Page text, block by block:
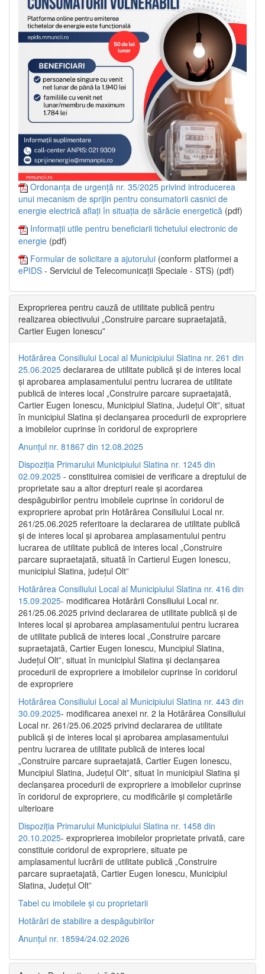
Ordonanța de urgență nr. 35/2025 privind introducerea
unui mecanism de sprijin pentru consumatorii casnici de
energie electrică aflați în situația de sărăcie energetică (pdf)
Informații utile pentru beneficiarii tichetului electronic de
energie (pdf)
Formular de solicitare a ajutorului (conform platformei a
ePIDS - Serviciul de Telecomunicații Speciale - STS) (pdf)
Exproprierea pentru cauză de utilitate publică pentru
realizarea obiectivului „Construire parcare supraetajată,
Cartier Eugen Ionescu”
Hotărârea Consiliului Local al Municipiului Slatina nr. 261 din
25.06.2025 declararea de utilitate publică și de interes local
și aprobarea amplasamentului pentru lucrarea de utilitate
publică de interes local „Construire parcare supraetajată,
Cartier Eugen Ionescu, Municipiul Slatina, Județul Olt”, situat
în municipiul Slatina și declanșarea procedurii de expropriere
a imobilelor cuprinse în coridorul de expropriere
Anunțul nr. 81867 din 12.08.2025
Dispoziția Primarului Municipiului Slatina nr. 1245 din
02.09.2025 - constituirea comisiei de verificare a dreptului de
proprietate sau a altor drepturi reale și acordarea
despăgubirilor pentru imobilele cuprinse în coridorul de
expropriere aprobat prin Hotărârea Consiliului Local nr.
261/25.06.2025 referitoare la declararea de utilitate publică
și de interes local și aprobarea amplasamentului pentru
lucrarea de utilitate publică de interes local „Construire
parcare supraetajată, situată în Cartierul Eugen Ionescu,
municipiul Slatina, județul Olt”
Hotărârea Consiliului Local al Municipiului Slatina nr. 416 din
15.09.2025- modificarea Hotărârii Consiliului Local nr.
261/25.06.2025 privind declararea de utilitate publică și de
interes local și aprobarea amplasamentului pentru lucrarea
de utilitate publică de interes local „Construire parcare
supraetajată, Cartier Eugen Ionescu, Muncipiul Slatina,
Județul Olt”, situat în municipiul Slatina și declanșarea
procedurii de expropriere a imobilelor cuprinse în coridorul
de expropriere
Hotărârea Consiliului Local al Municipiului Slatina nr. 443 din
30.09.2025- modificarea anexei nr. 2 la Hotărârea Consiliului
Local nr. 261/25.06.2025 privind declararea de utilitate
publică şi de interes local şi aprobarea amplasamentului
pentru lucrarea de utilitate publică de interes local
„Construire parcare supraetajată, Cartier Eugen Ionescu,
Muncipiul Slatina, Judeţul Olt”, situat în municipiul Slatina şi
declanşarea procedurii de expropriere a imobilelor cuprinse
în coridorul de expropriere, cu modificările şi completările
ulterioare
Dispoziția Primarului Municipiului Slatina nr. 1458 din
20.10.2025- exproprierea imobilelor proprietate privată, care
constituie coridorul de expropriere, situate pe
amplasamentul lucrării de utilitate publică „Construire
parcare supraetajată, Cartier Eugen Ionescu, Municipiul
Slatina, Județul Olt”
Tabel cu imobilele și cu proprietarii
Hotărâri de stabilire a despăgubirilor
Anunțul nr. 18594/24.02.2026